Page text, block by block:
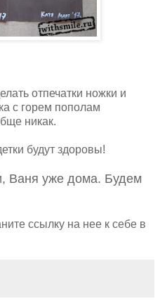
отпечатки ножки и
с горем пополам
никак.
будут здоровы!
Ваня уже дома. Будем
ссылку на нее к себе в